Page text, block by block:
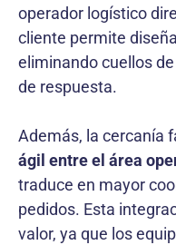
operador logístico
cliente permite
eliminando cuellos
de respuesta.
Además, la cercanía
ágil entre el área
traduce en mayor
pedidos. Esta
valor, ya que los